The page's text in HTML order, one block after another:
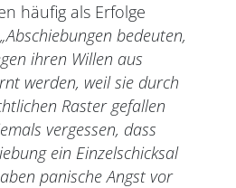
häufig als Erfolge
„Abschiebungen bedeuten,
ihren Willen aus
werden, weil sie durch
Raster gefallen
vergessen, dass
ein Einzelschicksal
panische Angst vor